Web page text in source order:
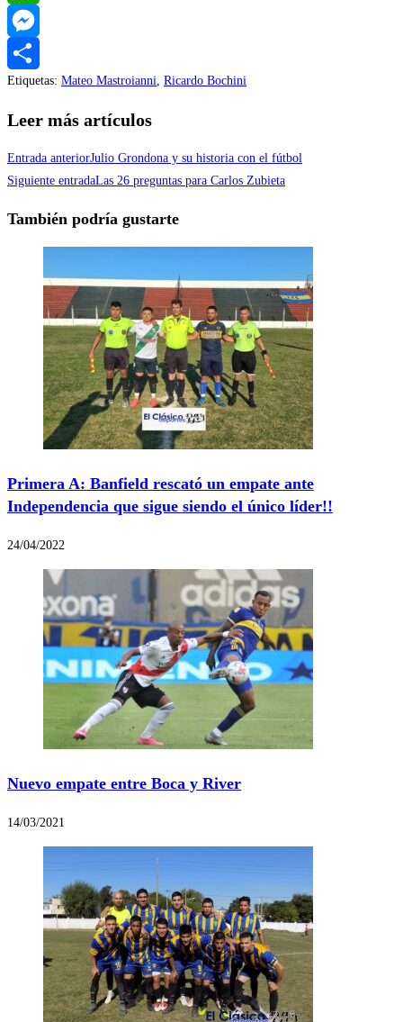
WhatsApp
Messenger
Compartir
Etiquetas: Mateo Mastroianni, Ricardo Bochini
Leer más artículos
Entrada anteriorJulio Grondona y su historia con el fútbol
Siguiente entradaLas 26 preguntas para Carlos Zubieta
También podría gustarte
Primera A: Banfield rescató un empate ante
Independencia que sigue siendo el único líder!!
24/04/2022
Nuevo empate entre Boca y River
14/03/2021